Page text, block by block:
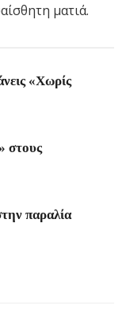
ματιά.
«Χωρίς
στους
παραλία